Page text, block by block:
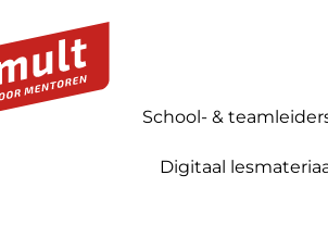
School- &
Digitaal